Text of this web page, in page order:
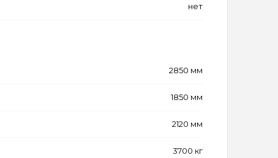
нет
2850 мм
1850 мм
2120 мм
3700 кг